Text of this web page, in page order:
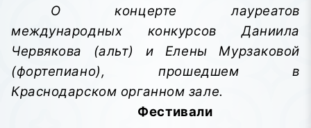
О концерте лауреатов
международных конкурсов Даниила
Червякова (альт) и Елены Мурзаковой
(фортепиано), прошедшем в
Краснодарском органном зале.
Фестивали